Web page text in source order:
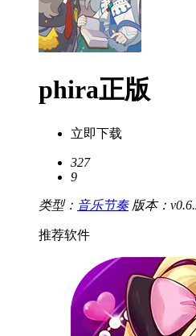
phira正版
立即下载
327
9
类型： 音乐节奏 版本：
推荐软件